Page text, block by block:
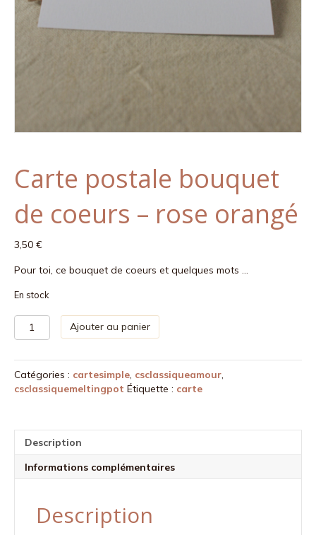
Carte postale bouquet
de coeurs – rose orangé
3,50 €
Pour toi, ce bouquet de coeurs et quelques mots …
En stock
quantité
de
postale
bouquet
de
rose
orangé
Ajouter au panier
Catégories : cartesimple, csclassiqueamour,
csclassiquemeltingpot Étiquette : carte
Description
Informations complémentaires
Description